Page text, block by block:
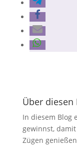
Über diesen
In diesem Blog
gewinnst,
Zügen